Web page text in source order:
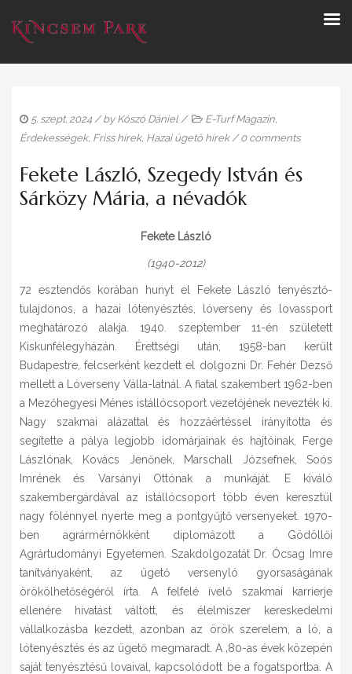
5. szept. 2024 / by Kószó Dániel / E-Turf Magazin,
Érdekességek, Friss hírek, Hazai ügető hírek/0 comments
Fekete László, Szegedy István és
Sárközy Mária, a névadók
Fekete László
(1940-2012)
72 esztendős korában hunyt el Fekete László tenyésztő-
tulajdonos, a hazai lótenyésztés, lóverseny és lovassport
meghatározó alakja. 1940. szeptember 11-én született
Kiskunfélegyházán. Érettségi után, 1958-ban került
Budapestre, felcserként kezdett el dolgozni Dr. Fehér Dezső
mellett a Lóverseny Válla-latnál. A fiatal szakembert 1962-ben
a Mezőhegyesi Ménes istállócsoport vezetőjének nevezték ki.
Nagy szakmai alázattal és hozzáértéssel irányította és
segítette a pálya legjobb idomárjainak és hajtóinak, Ferge
Lászlónak, Kovács Jenőnek, Marschall Józsefnek, Soós
Imrének és Varsányi Ottónak a munkáját. E kiváló
szakembergárdával az istállócsoport több éven keresztül
nagy fölénnyel nyerte meg a pontgyűjtő versenyeket. 1970-
ben agrármérnökként diplomázott a Gödöllői
Agrártudományi Egyetemen. Szakdolgozatát Dr. Ócsag Imre
tanítványaként, az ügető versenyló gyorsaságának
örökölhetőségéről írta. A felfelé ívelő szakmai karrierje
ellenére hivatást váltott, és élelmiszer kereskedelmi
vállalkozásba kezdett, azonban az örök szerelem, a ló, a
lótenyésztés és az ügető megmaradt. A ‚80-as évek közepén
saját tenyésztésű lovaival, kapcsolódott be a fogatsportba. A